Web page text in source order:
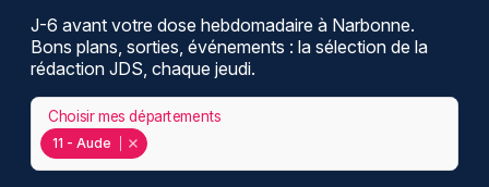
J-6 avant votre dose hebdomadaire à Narbonne.
Bons plans, sorties, événements : la sélection de la
rédaction JDS, chaque jeudi.
11 - Aude
Choisir mes départements